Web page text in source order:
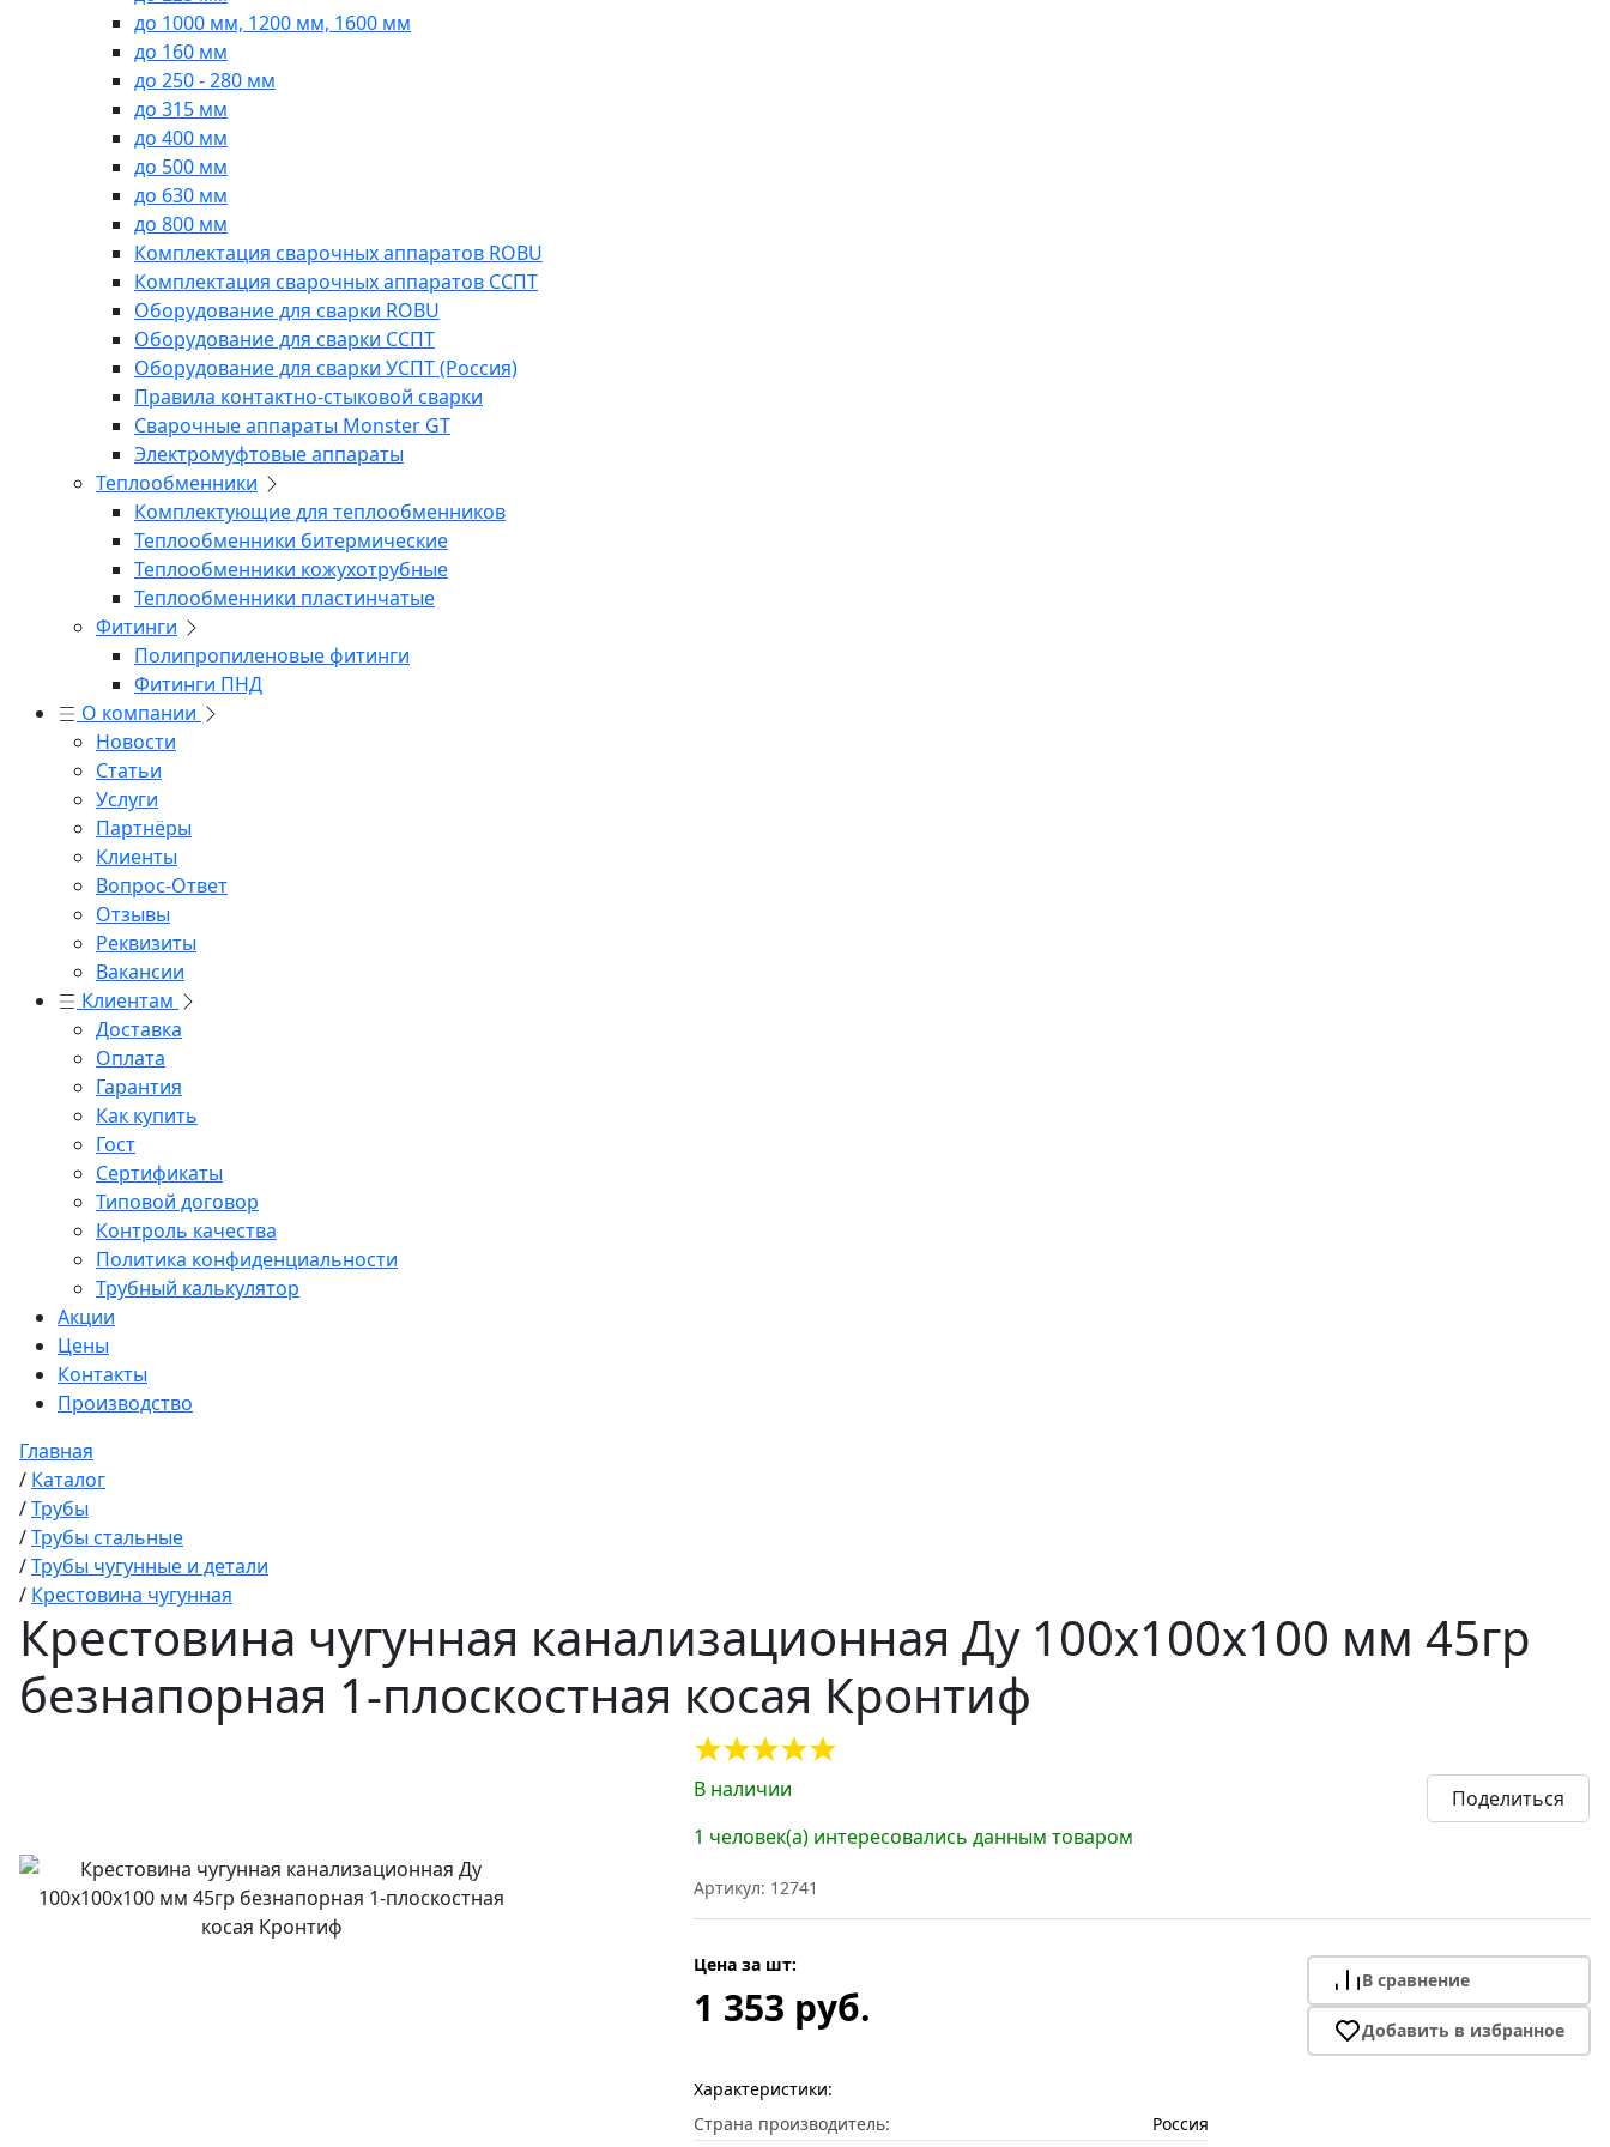
до 1000 мм, 1200 мм, 1600 мм
до 160 мм
до 250 - 280 мм
до 315 мм
до 400 мм
до 500 мм
до 630 мм
до 800 мм
Комплектация сварочных аппаратов ROBU
Комплектация сварочных аппаратов ССПТ
Оборудование для сварки ROBU
Оборудование для сварки ССПТ
Оборудование для сварки УСПТ (Россия)
Правила контактно-стыковой сварки
Сварочные аппараты Monster GT
Электромуфтовые аппараты
Теплообменники
Комплектующие для теплообменников
Теплообменники битермические
Теплообменники кожухотрубные
Теплообменники пластинчатые
Фитинги
Полипропиленовые фитинги
Фитинги ПНД
О компании
Новости
Статьи
Услуги
Партнёры
Клиенты
Вопрос-Ответ
Отзывы
Реквизиты
Вакансии
Клиентам
Доставка
Оплата
Гарантия
Как купить
Гост
Сертификаты
Типовой договор
Контроль качества
Политика конфиденциальности
Трубный калькулятор
Акции
Цены
Контакты
Производство
Главная
/ Каталог
/Трубы
/Трубы стальные
/Трубы чугунные и детали
/ Крестовина чугунная
Крестовина чугунная канализационная Ду 100х100х100 мм 45гр
безнапорная 1-плоскостная косая Кронтиф
В наличии
Поделиться
1 человек(а) интересовались данным товаром
Артикул: 12741
Цена за шт:
1 353 руб.
В сравнение
Добавить в избранное
Характеристики:
Страна производитель:
Россия